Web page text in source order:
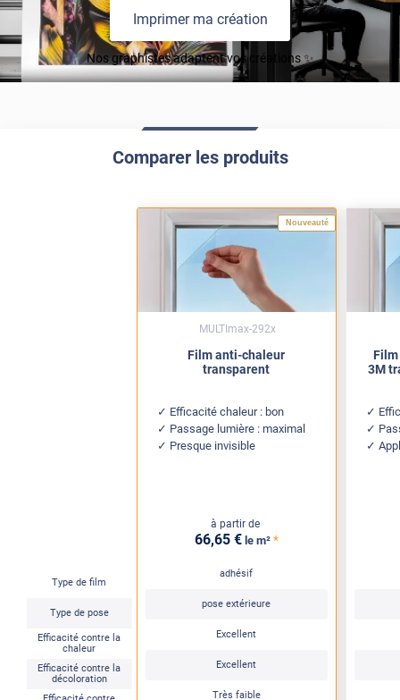
Imprimer ma création
Nos graphistes adaptent vos créations ✨
Comparer les produits
Type de film
Type de pose
Efficacité contre la
chaleur
Efficacité contre la
décoloration
Nouveauté
Film anti-chaleur
transparent
Efficacité chaleur : bon
Passage lumière : maximal
Presque invisible
à partir de
66,65 € le m² *
adhésif
pose extérieure
Excellent
Excellent
Très faible
MULTImax-292x
3M